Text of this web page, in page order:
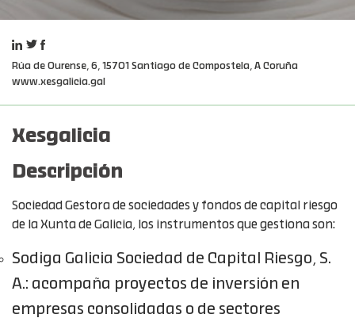
Rúa de Ourense, 6, 15701 Santiago de Compostela, A Coruña
www.xesgalicia.gal
Xesgalicia
Descripción
Sociedad Gestora de sociedades y fondos de capital riesgo
de la Xunta de Galicia, los instrumentos que gestiona son:
Sodiga Galicia Sociedad de Capital Riesgo, S.
A.: acompaña proyectos de inversión en
empresas consolidadas o de sectores